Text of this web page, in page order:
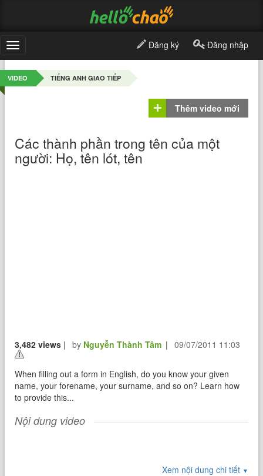
Toggle
navigation
Đăng ký Đăng nhập
VIDEO TIẾNG ANH GIAO TIẾP
Thêm video mới
Các thành phần trong tên của một
người: Họ, tên lót, tên
3,482 views | by Nguyễn Thành Tâm | 09/07/2011 11:03
When filling out a form in English, do you know your given
name, your forename, your surname, and so on? Learn how
to provide this...
Nội dung video
Xem nội dung chi tiết ▼